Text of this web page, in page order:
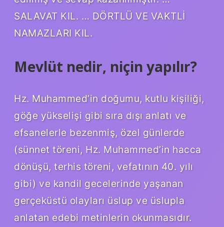
SALAVAT KIL. … DÖRTLÜ VE VAKTLİ
NAMAZLARI KIL.
Mevlüt nedir, niçin yapılır?
Hz. Muhammed’in doğumu, kutlu kişiliği,
göğe yükselişi gibi sıra dışı anlatı ve
efsanelerle bezenmiş, özel günlerde
(sünnet töreni, Hz. Muhammed’in hacca
dönüşü, terhis töreni, vefatının 40. yılı
gibi) ve kandil gecelerinde yaşanan
gerçeküstü olayları üslup ve üslupla
anlatan edebi metinlerin okunmasıdır.